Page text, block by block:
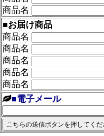
商品名
■お届け商品
商品名
商品名
商品名
商品名
商品名
■電子メール